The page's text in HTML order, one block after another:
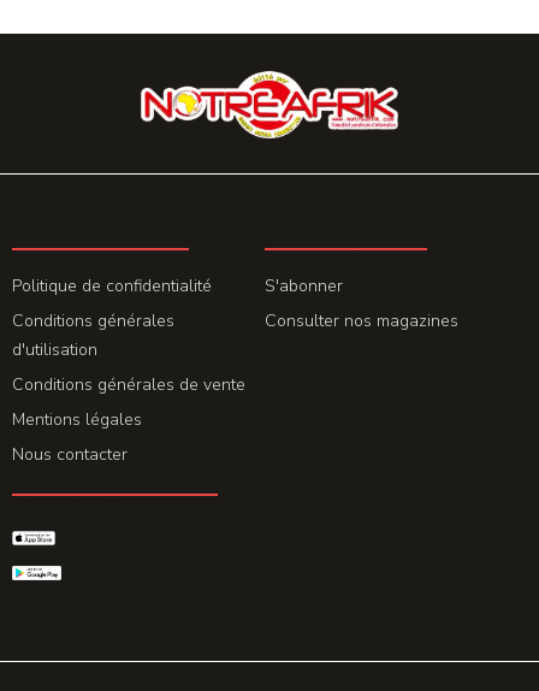
Politique de confidentialité
Conditions générales
d'utilisation
Conditions générales de vente
Mentions légales
Nous contacter
S'abonner
Consulter nos magazines